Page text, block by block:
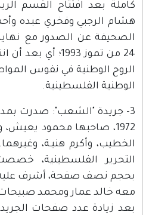
كاملة بعد افتتاح القسم
هشام الرجبي وفخري عبده
الصحيفة عن الصدور مع
24 من تموز 1993؛
الروح الوطنية في نفوس
الوطنية الفلسطينية.
1972، صاحبها محمود يعيش،
الخطيب، وأكرم هنيـة،
التحرير الفلسطينية،
بحجم نصف صفحة، أشرف عليه
معه خالد عمار ومحمد
بعد زيادة عدد صفحات